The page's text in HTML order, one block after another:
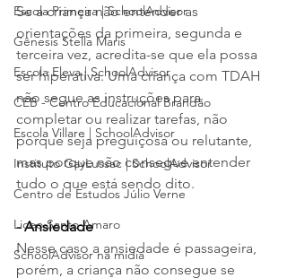
Escola Primeira | SchoolAdvisor
Gênesis Stella Maris
Escola Eleva | SchoolAdvisor
CEB - Centro Educacional Brandão
Escola Villare | SchoolAdvisor
Instituto GayLussac | SchoolAdvisor
Centro de Estudos Júlio Verne
Liceo Santo Amaro
SchoolAdvisor na mídia
Se a criança não entender as
orientações da primeira, segunda e
terceira vez, acredita-se que ela possa
ser hiperativa. Uma criança com TDAH
não segue as instruções para
completar ou realizar tarefas, não
porque seja preguiçosa ou relutante,
mas porque não consegue entender
tudo o que está sendo dito.
- Ansiedade
Nesse caso a ansiedade é passageira,
porém, a criança não consegue se